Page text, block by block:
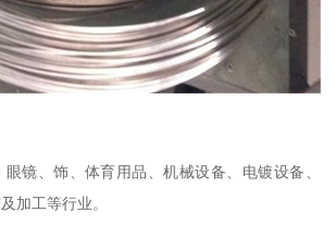
镜、饰、体育用品、机械设备、电镀设备、
加工等行业。